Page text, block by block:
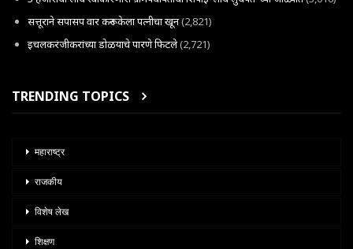
सत्तूराने सपासप वार करून केला पत्नीचा खून(2,821)
इचलकरंजीकरांच्या डोळयाचे पारणे फिटले(2,721)
TRENDING TOPICS
महाराष्ट्र
राजकीय
विशेष लेख
शिक्षण